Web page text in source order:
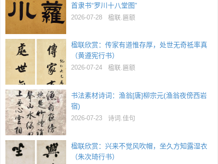
首隶书“罗川十八堂图”
2026-07-28 楹联.匾额
楹联欣赏：传家有道惟存厚，处世无奇祗率真
（黄遵宪行书）
2026-07-24 楹联.匾额
书法素材诗词：渔翁[唐]柳宗元(渔翁夜傍西岩
宿)
2026-07-23 诗词.佳句
楹联欣赏：兴来不觉风吹帽，坐久方知露湿衣
（朱次琦行书）